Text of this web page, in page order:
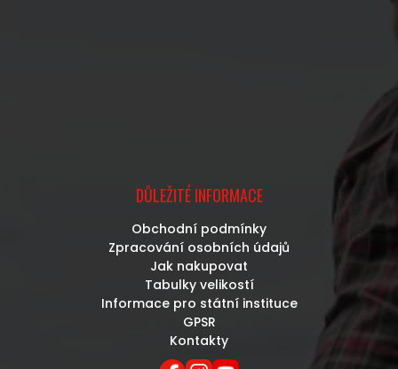
DŮLEŽITÉ INFORMACE
Obchodní podmínky
Zpracování osobních údajů
Jak nakupovat
Tabulky velikostí
Informace pro státní instituce
GPSR
Kontakty